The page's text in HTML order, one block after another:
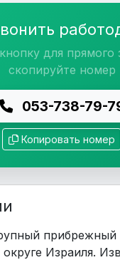
для прямого
скопируйте номер
053-738-79-
Копировать номер
прибрежный
Израиля.